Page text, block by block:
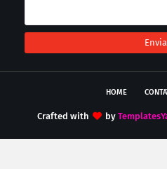
HOME
Crafted with by